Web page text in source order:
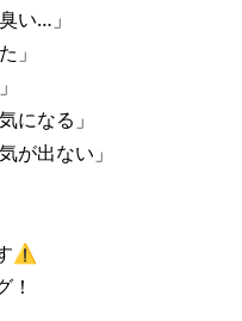
い…」
」
になる」
が出ない」
⚠️
！